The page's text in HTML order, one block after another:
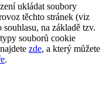
ukládat soubory
těchto stránek (viz
na základě tzv.
souborů cookie
zde, a který můžete
.